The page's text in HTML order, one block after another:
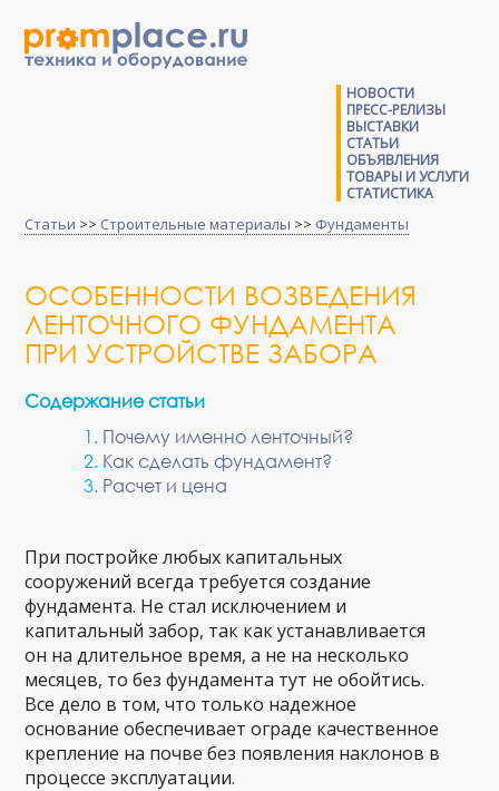
НОВОСТИ
ПРЕСС-РЕЛИЗЫ
ВЫСТАВКИ
СТАТЬИ
ОБЪЯВЛЕНИЯ
ТОВАРЫ И УСЛУГИ
СТАТИСТИКА
Статьи >> Строительные материалы >> Фундаменты
ОСОБЕННОСТИ ВОЗВЕДЕНИЯ
ЛЕНТОЧНОГО ФУНДАМЕНТА
ПРИ УСТРОЙСТВЕ ЗАБОРА
Содержание статьи
Почему именно ленточный?
Как сделать фундамент?
Расчет и цена
При постройке любых капитальных
сооружений всегда требуется создание
фундамента. Не стал исключением и
капитальный забор, так как устанавливается
он на длительное время, а не на несколько
месяцев, то без фундамента тут не обойтись.
Все дело в том, что только надежное
основание обеспечивает ограде качественное
крепление на почве без появления наклонов в
процессе эксплуатации.